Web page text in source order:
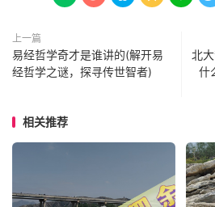
上一篇
易经哲学奇才是谁讲的(解开易
经哲学之谜，探寻传世智者)
北
什
相关推荐